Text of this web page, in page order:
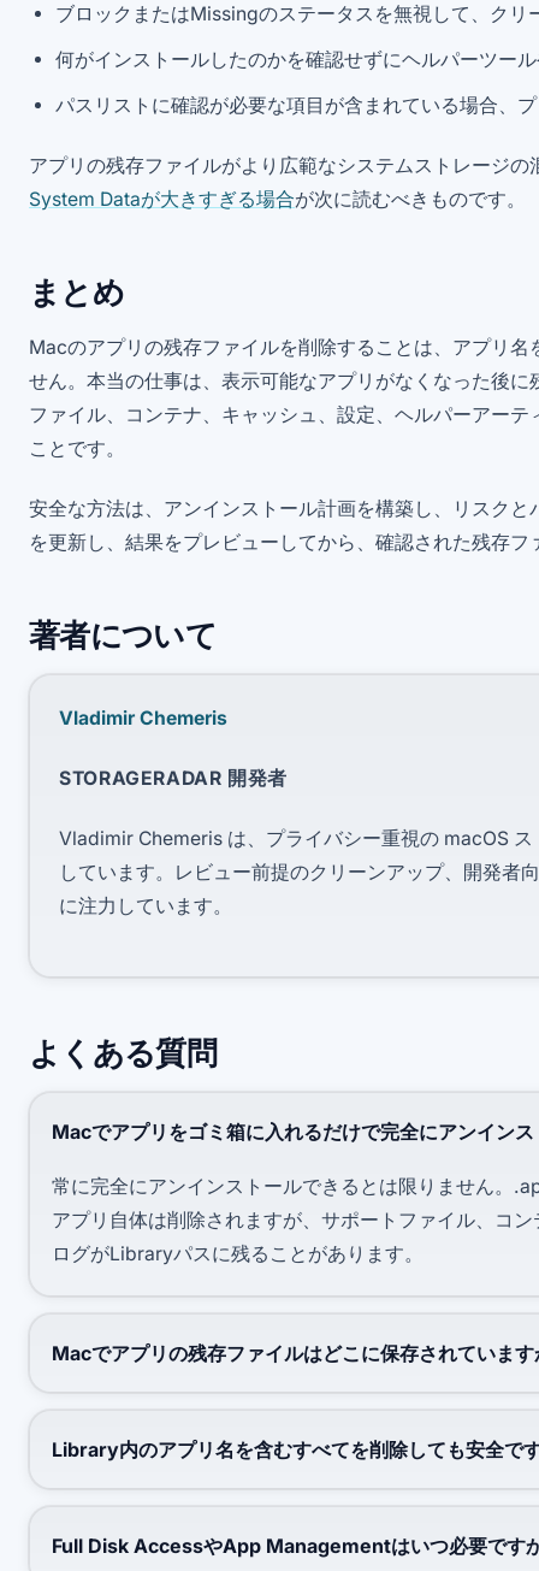
ブロックまたはMissingのステータスを無視して、ク
何がインストールしたのかを確認せずにヘルパーツー
パスリストに確認が必要な項目が含まれている場合、
アプリの残存ファイルがより広範なシステムストレージ
System Dataが大きすぎる場合が次に読むべきものです。
まとめ
Macのアプリの残存ファイルを削除することは、アプリ
せん。本当の仕事は、表示可能なアプリがなくなった後
ファイル、コンテナ、キャッシュ、設定、ヘルパーアー
ことです。
安全な方法は、アンインストール計画を構築し、リスク
を更新し、結果をプレビューしてから、確認された残存
著者について
Vladimir Chemeris
STORAGERADAR 開発者
Vladimir Chemeris は、プライバシー重視の macOS
しています。レビュー前提のクリーンアップ、開発者
に注力しています。
よくある質問
Macでアプリをゴミ箱に入れるだけで完全にアンイン
常に完全にアンインストールできるとは限りません。
アプリ自体は削除されますが、サポートファイル、コ
ログがLibraryパスに残ることがあります。
Macでアプリの残存ファイルはどこに保存されています
Library内のアプリ名を含むすべてを削除しても安全で
Full Disk AccessやApp Managementはいつ必要です